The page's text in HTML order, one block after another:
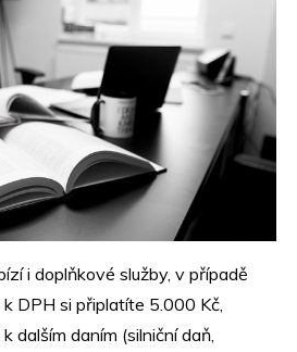
i doplňkové služby, v případě
DPH si připlatíte 5.000 Kč,
dalším daním (silniční daň,